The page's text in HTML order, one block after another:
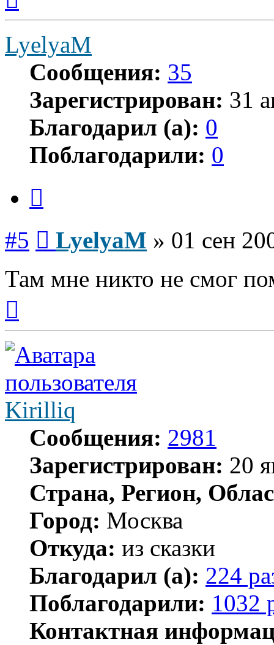
началу
LyelyaM
Сообщения: 35
Зарегистрирован: 31
Благодарил (а): 0
Поблагодарили: 0
#5 LyelyaM » 01 сен
Там мне никто не смог
началу
Kirilliq
Сообщения: 2981
Зарегистрирован: 20
Страна, Регион,
Город: Москва
Откуда: из сказки
Благодарил (а): 224
Поблагодарили: 1032
Контактная